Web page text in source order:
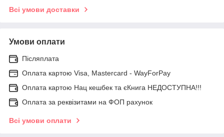
Всі умови доставки
Умови оплати
Післяплата
Оплата картою Visa, Mastercard - WayForPay
Оплата картою Нац кешбек та єКнига НЕДОСТУПНА!!!
Оплата за реквізитами на ФОП рахунок
Всі умови оплати